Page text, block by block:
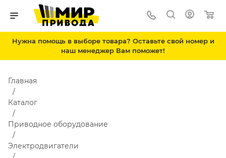
Нужна помощь в выборе товара? Оставьте свой номер и
наш менеджер Вам поможет!
Главная
Каталог
Приводное оборудование
Электродвигатели